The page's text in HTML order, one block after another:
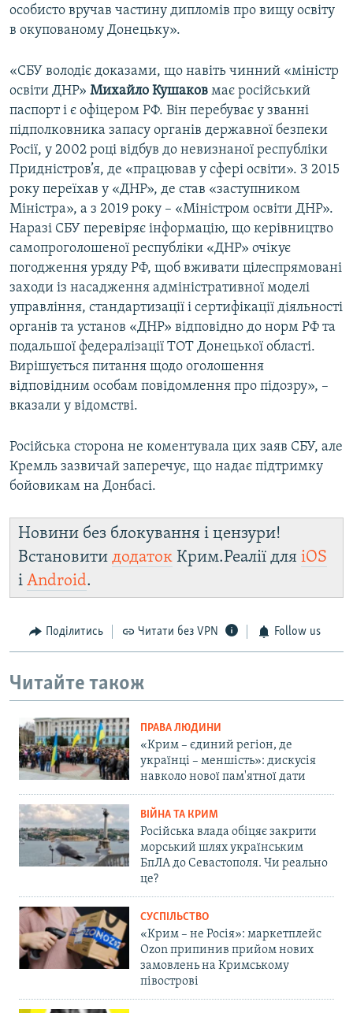
особисто вручав частину дипломів про вищу освіту
в окупованому Донецьку».
«СБУ володіє доказами, що навіть чинний «міністр
освіти ДНР» Михайло Кушаков має російський
паспорт і є офіцером РФ. Він перебуває у званні
підполковника запасу органів державної безпеки
Росії, у 2002 році відбув до невизнаної республіки
Придністров’я, де «працював у сфері освіти». З 2015
року переїхав у «ДНР», де став «заступником
Міністра», а з 2019 року – «Міністром освіти ДНР».
Наразі СБУ перевіряє інформацію, що керівництво
самопроголошеної республіки «ДНР» очікує
погодження уряду РФ, щоб вживати цілеспрямовані
заходи із насадження адміністративної моделі
управління, стандартизації і сертифікації діяльності
органів та установ «ДНР» відповідно до норм РФ та
подальшої федералізації ТОТ Донецької області.
Вирішується питання щодо оголошення
відповідним особам повідомлення про підозру», –
вказали у відомстві.
Російська сторона не коментувала цих заяв СБУ, але
Кремль зазвичай заперечує, що надає підтримку
бойовикам на Донбасі.
Новини без блокування і цензури!
Встановити додаток Крим.Реалії для iOS
і Android.
Поділитись Читати без VPN Follow us
Читайте також
ПРАВА ЛЮДИНИ
«Крим – єдиний регіон, де
українці – меншість»: дискусія
навколо нової пам'ятної дати
ВІЙНА ТА КРИМ
Російська влада обіцяє закрити
морський шлях українським
БпЛА до Севастополя. Чи реально
це?
СУСПІЛЬСТВО
«Крим – не Росія»: маркетплейс
Ozon припинив прийом нових
замовлень на Кримському
півострові